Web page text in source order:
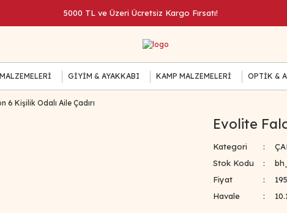
5000 TL ve Üzeri Ücretsiz Kargo Fırsatı!
GİYİM & AYAKKABI KAMP MALZEMELERİ OPTİK &
6 Kişilik Odalı Aile Çadırı
Evolite
Kategori
Stok Kodu
Fiyat
Havale